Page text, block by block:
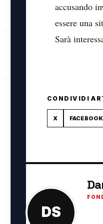
accusando
essere una
Sarà
CONDIVIDI
X FACEBOOK
DS